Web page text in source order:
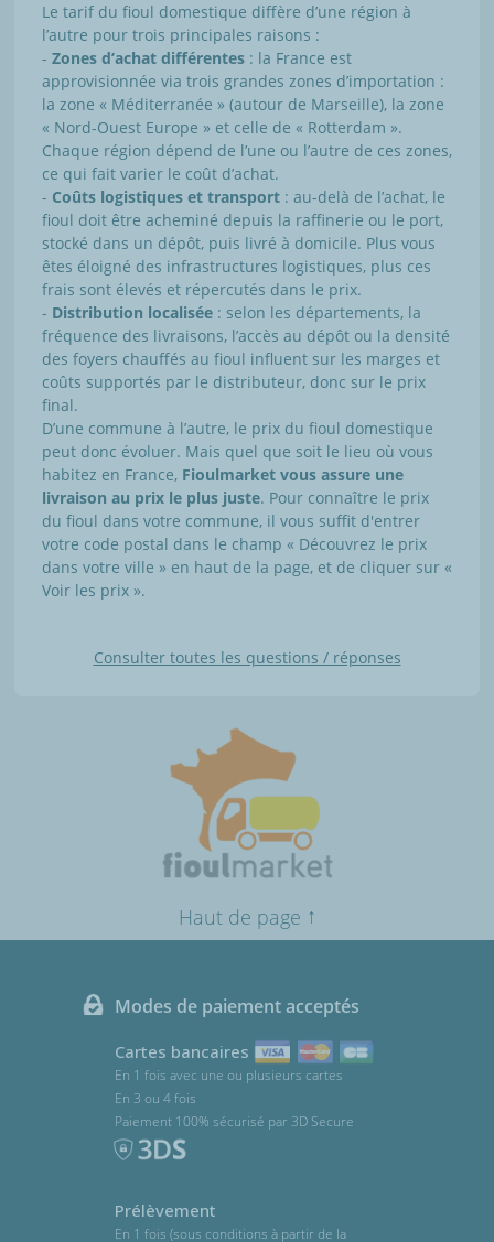
Le tarif du fioul domestique diffère d’une région à
l’autre pour trois principales raisons :
- Zones d’achat différentes : la France est
approvisionnée via trois grandes zones d’importation :
la zone « Méditerranée » (autour de Marseille), la zone
« Nord-Ouest Europe » et celle de « Rotterdam ».
Chaque région dépend de l’une ou l’autre de ces zones,
ce qui fait varier le coût d’achat.
- Coûts logistiques et transport : au-delà de l’achat, le
fioul doit être acheminé depuis la raffinerie ou le port,
stocké dans un dépôt, puis livré à domicile. Plus vous
êtes éloigné des infrastructures logistiques, plus ces
frais sont élevés et répercutés dans le prix.
- Distribution localisée : selon les départements, la
fréquence des livraisons, l’accès au dépôt ou la densité
des foyers chauffés au fioul influent sur les marges et
coûts supportés par le distributeur, donc sur le prix
final.
D’une commune à l’autre, le prix du fioul domestique
peut donc évoluer. Mais quel que soit le lieu où vous
habitez en France, Fioulmarket vous assure une
livraison au prix le plus juste. Pour connaître le prix
du fioul dans votre commune, il vous suffit d'entrer
votre code postal dans le champ « Découvrez le prix
dans votre ville » en haut de la page, et de cliquer sur «
Voir les prix ».
Consulter toutes les questions / réponses
Haut de page ↑
Modes de paiement acceptés
Cartes bancaires
En 1 fois avec une ou plusieurs cartes
En 3 ou 4 fois
Paiement 100% sécurisé par 3D Secure
Prélèvement
En 1 fois (sous conditions à partir de la